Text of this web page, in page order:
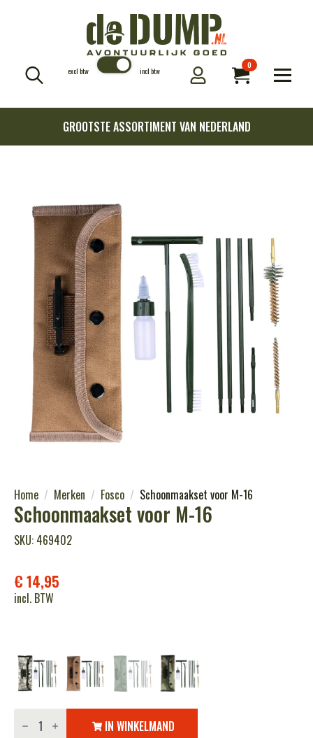
excl btw incl btw
0
GROOTSTE ASSORTIMENT VAN NEDERLAND
Home Merken Fosco Schoonmaakset voor M-16
Schoonmaakset voor M-16
SKU: 469402
€14,95
incl. BTW
Schoonmaakset
voor IN WINKELMAND